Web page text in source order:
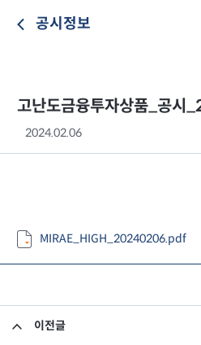
공시정보
고난도금융투자상품_공시
2024.02.06
MIRAE_HIGH_20240206.pdf
이전글